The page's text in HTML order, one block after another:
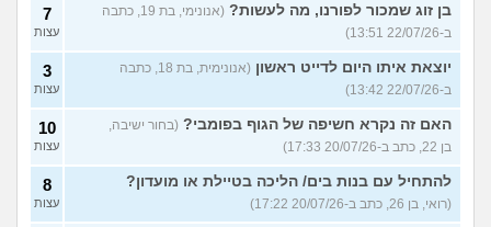
בן זוג שמכור לפורנו, מה לעשות?
(אנונימי, בת 19, כתבה
ב-22/07/26 13:51)
7
עצות
יוצאת איתו היום לדייט ראשון
(אנונימית, בת 18, כתבה
ב-22/07/26 13:42)
3
עצות
האם זה נקרא חשיפה של הגוף בפומבי? (בחור ישיבה,
בן 22, כתב ב-20/07/26 17:33)
10
עצות
להתחיל עם בנות בים/ הליכה בטיילת או מועדון?
(רואי, בן 26, כתב ב-20/07/26 17:22)
8
עצות